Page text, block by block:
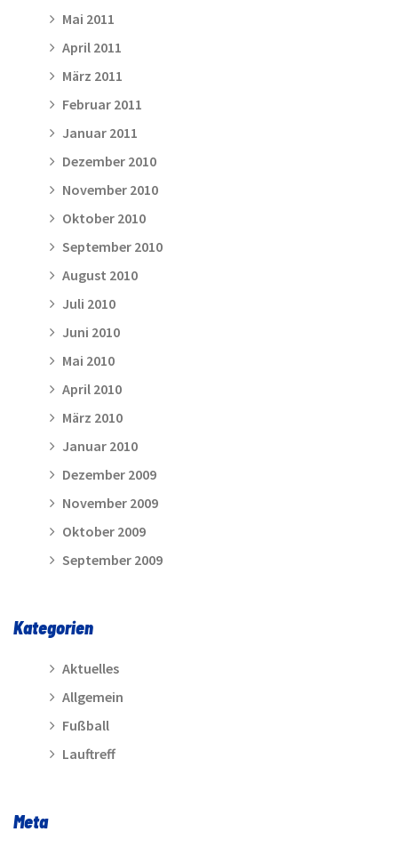
Mai 2011
April 2011
März 2011
Februar 2011
Januar 2011
Dezember 2010
November 2010
Oktober 2010
September 2010
August 2010
Juli 2010
Juni 2010
Mai 2010
April 2010
März 2010
Januar 2010
Dezember 2009
November 2009
Oktober 2009
September 2009
Kategorien
Aktuelles
Allgemein
Fußball
Lauftreff
Meta